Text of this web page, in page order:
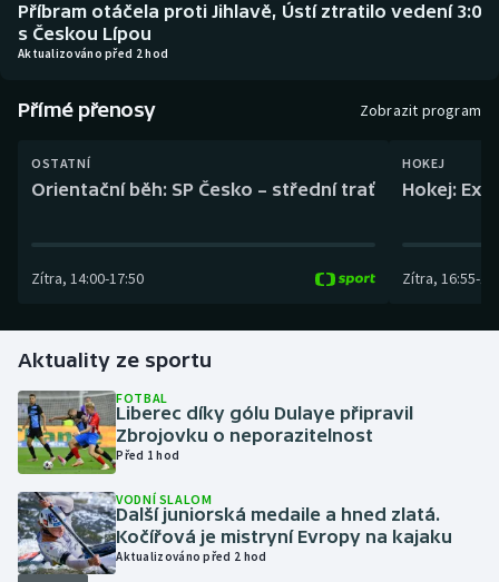
Biatlon
Curling
Florbal
Golf
Gymnastika
Házená
Jezdectví
Aplikace ČT sport
Příbram otáčela proti Jihlavě, Ústí ztratilo vedení 3:0
s Českou Lípou
Aktualizováno před 2 hod
Přímé přenosy Zobrazit program
OSTATNÍ
Orientační běh: SP Česko – střední trať
Zítra, 14:00-17:50
HOKEJ
Hokej:
Zítra, 16:55-
Aktuality ze sportu
FOTBAL
Liberec díky gólu Dulaye připravil
Zbrojovku o neporazitelnost
Před 1 hod
VODNÍ SLALOM
Další juniorská medaile a hned zlatá.
Kočířová je mistryní Evropy na kajaku
Aktualizováno před 2 hod